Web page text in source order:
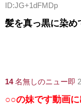
ID:JG+1dFMDp
髪を真っ黒に染め
14 名無しのニュー即
○○の妹です動画に